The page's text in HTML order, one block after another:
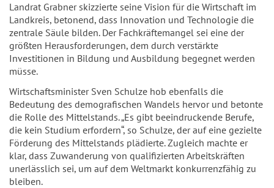
Landrat Grabner skizzierte seine Vision für die Wirtschaft im
Landkreis, betonend, dass Innovation und Technologie die
zentrale Säule bilden. Der Fachkräftemangel sei eine der
größten Herausforderungen, dem durch verstärkte
Investitionen in Bildung und Ausbildung begegnet werden
müsse.
Wirtschaftsminister Sven Schulze hob ebenfalls die
Bedeutung des demografischen Wandels hervor und betonte
die Rolle des Mittelstands. „Es gibt beeindruckende Berufe,
die kein Studium erfordern“, so Schulze, der auf eine gezielte
Förderung des Mittelstands plädierte. Zugleich machte er
klar, dass Zuwanderung von qualifizierten Arbeitskräften
unerlässlich sei, um auf dem Weltmarkt konkurrenzfähig zu
bleiben.